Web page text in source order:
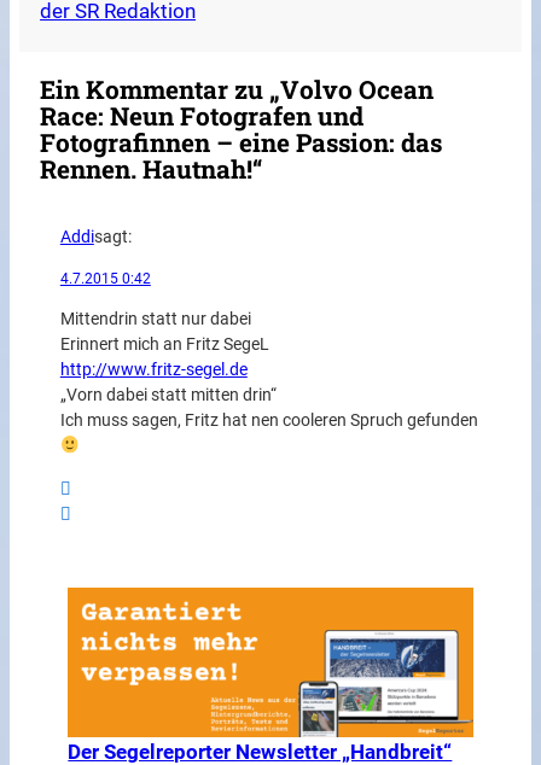
der SR Redaktion
Ein Kommentar zu „Volvo Ocean
Race: Neun Fotografen und
Fotografinnen – eine Passion: das
Rennen. Hautnah!“
Addisagt:
4.7.2015 0:42
Mittendrin statt nur dabei
Erinnert mich an Fritz SegeL
http://www.fritz-segel.de
„Vorn dabei statt mitten drin“
Ich muss sagen, Fritz hat nen cooleren Spruch gefunden
Der Segelreporter Newsletter „Handbreit“